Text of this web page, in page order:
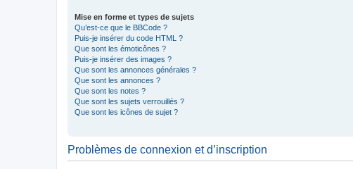
Mise en forme et types de sujets
Qu’est-ce que le BBCode ?
Puis-je insérer du code HTML ?
Que sont les émoticônes ?
Puis-je insérer des images ?
Que sont les annonces générales ?
Que sont les annonces ?
Que sont les notes ?
Que sont les sujets verrouillés ?
Que sont les icônes de sujet ?
Problèmes de connexion et d’inscription